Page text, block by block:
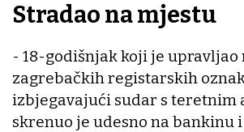
Stradao na mjestu
- 18-godišnjak koji je upravljao
zagrebačkih registarskih
izbjegavajući sudar s teretnim
skrenuo je udesno na bankinu